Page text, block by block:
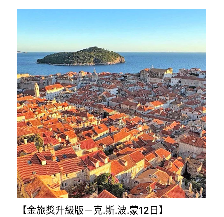
【金旅獎升級版－克.斯.波.蒙12日】